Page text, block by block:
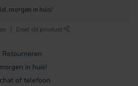
morgen in huis!
Deel dit product
Retourneren
in huis!
of telefoon